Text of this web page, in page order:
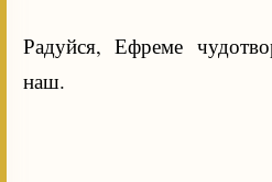
Радуйся, Ефреме
наш.